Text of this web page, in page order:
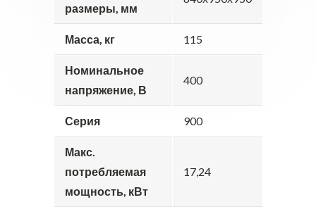
размеры, мм
Масса, кг 115
Номинальное
напряжение, В
400
Серия 900
Макс.
потребляемая
мощность, кВт
17,24